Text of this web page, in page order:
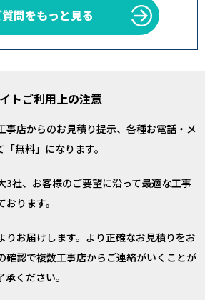
問をもっと見る
トご利用上の注意
事店からのお見積り提示、各種お電話・メ
無料」になります。
3社、お客様のご要望に沿って最適な工事
ります。
りお届けします。より正確なお見積りをお
確認で複数工事店からご連絡がいくことが
ください。